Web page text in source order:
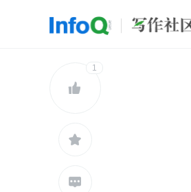
移动开发
前端

1

